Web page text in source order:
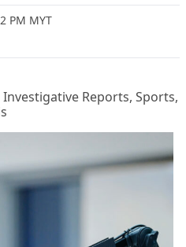
PM MYT
Investigative Reports, Sports,